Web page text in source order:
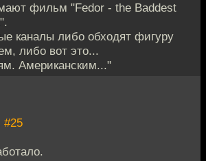
фильм "Fedor - the Baddest
каналы либо обходят фигуру
либо вот это...
Американским..."
#25